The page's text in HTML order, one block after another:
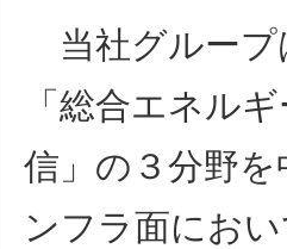
当社グループ
「総合エネル
信」の３分野
ンフラ面にお